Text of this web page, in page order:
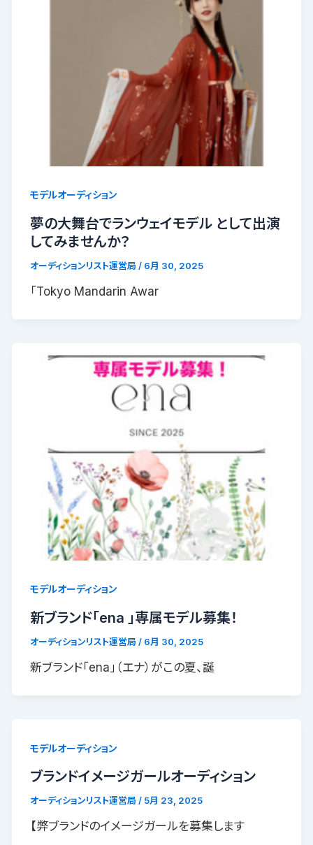
モデルオーディション
夢の大舞台でランウェイモデル として出演
してみませんか？
オーディションリスト運営局 / 6月 30, 2025
「Tokyo Mandarin Awar
モデルオーディション
新ブランド「ena 」専属モデル募集！
オーディションリスト運営局 / 6月 30, 2025
新ブランド「ena」（エナ）がこの夏、誕
モデルオーディション
ブランドイメージガールオーディション
オーディションリスト運営局 / 5月 23, 2025
【弊ブランドのイメージガールを募集します